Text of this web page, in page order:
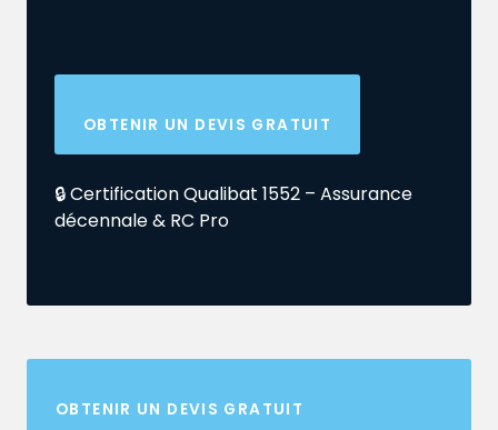
OBTENIR UN DEVIS GRATUIT
🔒 Certification Qualibat 1552 – Assurance
décennale & RC Pro
OBTENIR UN DEVIS GRATUIT